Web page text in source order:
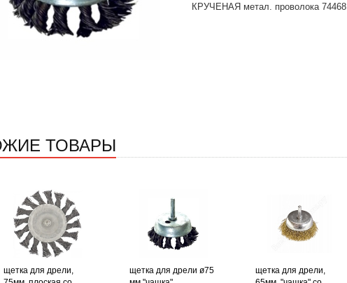
КРУЧЕНАЯ метал. проволока 74468
ТОВАРЫ
щетка для дрели,
щетка для дрели ø75
щетка для дрели,